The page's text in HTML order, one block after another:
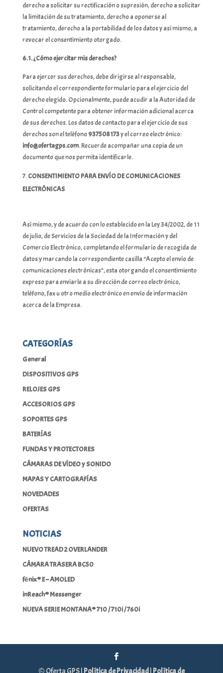
derecho a solicitar su rectificación o supresión, derecho a solicitar
la limitación de su tratamiento, derecho a oponerse al
tratamiento, derecho a la portabilidad de los datos y así mismo, a
revocar el consentimiento otorgado.
6.1. ¿Cómo ejercitar mis derechos?
Para ejercer sus derechos, debe dirigirse al responsable,
solicitando el correspondiente formulario para el ejercicio del
derecho elegido. Opcionalmente, puede acudir a la Autoridad de
Control competente para obtener información adicional acerca
de sus derechos. Los datos de contacto para el ejercicio de sus
derechos son el teléfono937508173y el correo electrónico:
info@ofertagps.com. Recuerde acompañar una copia de un
documento que nos permita identificarle.
CONSENTIMIENTO PARA ENVÍO DE COMUNICACIONES
ELECTRÓNICAS
Así mismo, y de acuerdo con lo establecido en la Ley 34/2002, de 11
de julio, de Servicios de la Sociedad de la Información y del
Comercio Electrónico, completando el formulario de recogida de
datos y marcando la correspondiente casilla “Acepto el envío de
comunicaciones electrónicas”, esta otorgando el consentimiento
expreso para enviarle a su dirección de correo electrónico,
teléfono, fax u otro medio electrónico en envío de información
acerca de la Empresa.
CATEGORÍAS
General
DISPOSITIVOS GPS
RELOJES GPS
ACCESORIOS GPS
SOPORTES GPS
BATERÍAS
FUNDAS Y PROTECTORES
CÁMARAS DE VÍDEO y SONIDO
MAPAS Y CARTOGRAFÍAS
NOVEDADES
OFERTAS
NOTICIAS
NUEVO TREAD 2 OVERLANDER
CÁMARA TRASERA BC50
fēnix® E – AMOLED
inReach® Messenger
NUEVA SERIE MONTANA® 710 / 710i / 760i